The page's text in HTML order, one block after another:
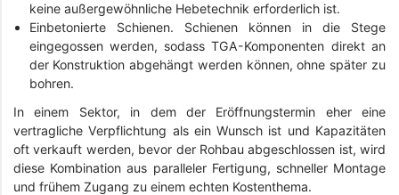
keine außergewöhnliche Hebetechnik erforderlich ist.
Einbetonierte Schienen. Schienen können in die Stege
eingegossen werden, sodass TGA-Komponenten direkt an
der Konstruktion abgehängt werden können, ohne später zu
bohren.
In einem Sektor, in dem der Eröffnungstermin eher eine
vertragliche Verpflichtung als ein Wunsch ist und Kapazitäten
oft verkauft werden, bevor der Rohbau abgeschlossen ist, wird
diese Kombination aus paralleler Fertigung, schneller Montage
und frühem Zugang zu einem echten Kostenthema.